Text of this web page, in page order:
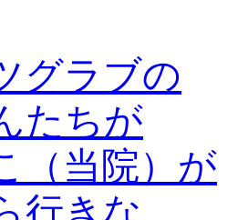
グラブの
たちが
（当院）が
行きな